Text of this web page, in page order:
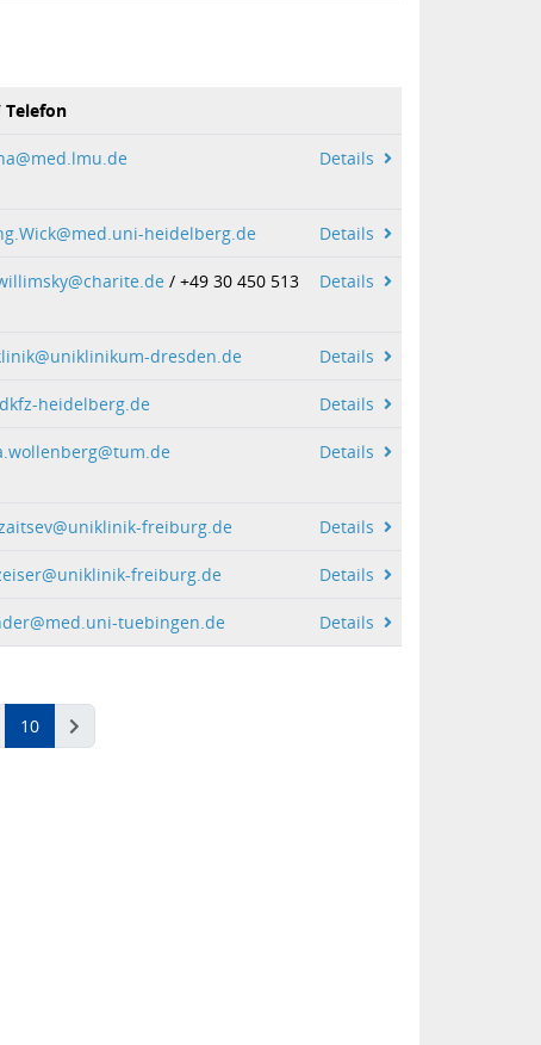
Telefon
Details
heidelberg.de Details
/ +49 30 450 513
Details
dresden.de Details
heidelberg.de Details
Details
freiburg.de Details
freiburg.de Details
tuebingen.de Details
10(aktuell)